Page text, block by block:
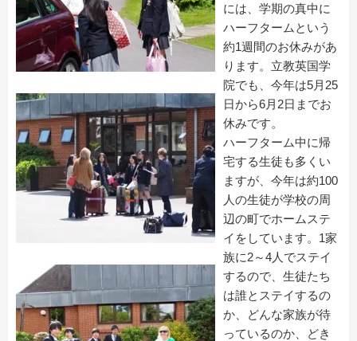
には、学期の真中に
ハーフタームという
約1週間のお休みがあ
ります。立教英国学
院でも、今年は5月25
日から6月2日までお
休みです。
ハーフターム中に帰
宅する生徒も多くい
ますが、今年は約100
人の生徒が学校の周
辺の町でホームステ
イをしています。1家
族に2～4人でステイ
するので、生徒たち
は誰とステイするの
か、どんな家族が待
っているのか、どき